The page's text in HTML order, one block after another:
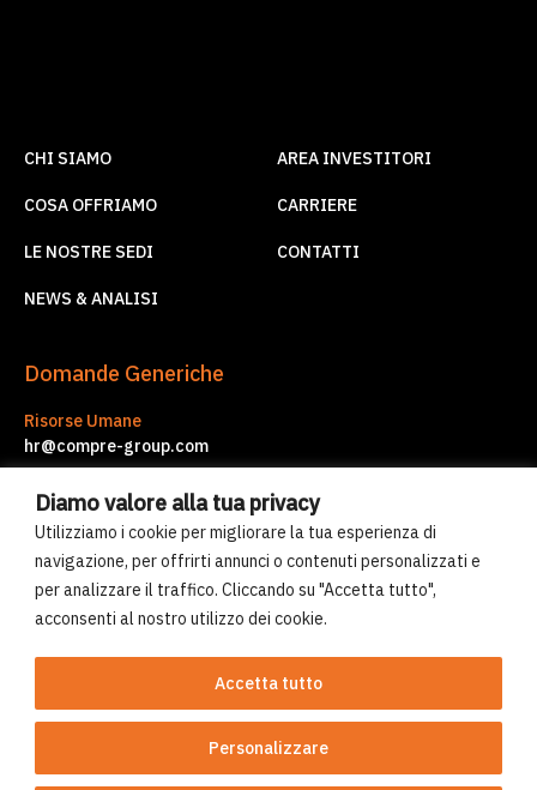
Diamo valore alla tua privacy
Utilizziamo i cookie per migliorare la tua esperienza di
navigazione, per offrirti annunci o contenuti personalizzati e
per analizzare il traffico. Cliccando su "Accetta tutto",
acconsenti al nostro utilizzo dei cookie.
Personalizzare
Accetta tutto
CHI SIAMO
COSA OFFRIAMO
LE NOSTRE SEDI
NEWS & ANALISI
AREA INVESTITORI
CARRIERE
CONTATTI
Domande Generiche
Risorse Umane
hr@compre-group.com
Servizi d'Impresa
corporate.services@compre-group.com
© Compre Group 2026
Uso dei cookies
Sito realizzato da 2pmDesign